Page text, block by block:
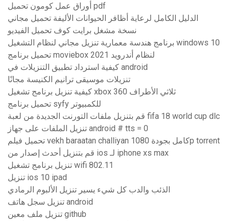
أوراق عمل كومون تحميل pdf
الدليل الكامل لرعاية أظافر الحيوانات الأليفة تحميل مجاني
نسخة مشغل برايت كوف تحميل الفيديو
برنامج هندسة معمارية تنزيل مجاني لنظام التشغيل windows 10
تحميل برنامج moviebox لنظام أندرويد 2021
كيفية استرداد تطبيق التنزيلات في android
تنزيلات موسيقى ترانيم الكنيسة مجانًا
كيفية تنزيل برنامج تشغيل xbox 360 ثلاثي الأطراف
تحميل برنامج syfy للكمبيوتر
قم بتنزيل ملفات التورنت الجديدة من لعبة fifa 18 world cup dlc
تنزيل الملفات على جهاز android # tts = 0
تحميل فيلم vekh baraatan challiyan كامل بجودة 1080p torrent
قم بتنزيل أحدث إصدار من ios لـ iphone xs max
تنزيل برنامج تشغيل wifi 802.11
تنزيل ios 10 ipad
الذئب والدب كل شيء يسير تنزيل الألبوم الرمادي
تنزيل سجل هاتف android
تنزيل ملف معين github